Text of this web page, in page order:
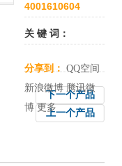
4001610604
关 键 词：
分享到： QQ空间
新浪微博 腾讯微
博 更多
下一个产品
上一个产品